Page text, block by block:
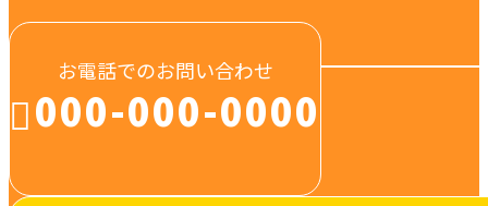
お電話でのお問い合わせ
000-000-0000